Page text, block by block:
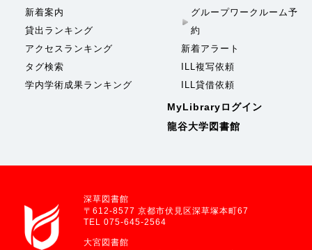
新着案内
貸出ランキング
アクセスランキング
タグ検索
学内学術成果ランキング
グループワークルーム予
約
新着アラート
ILL複写依頼
ILL貸借依頼
MyLibraryログイン
龍谷大学図書館
深草図書館
〒612-8577 京都市伏見区深草塚本町67
TEL 075-645-2564
大宮図書館